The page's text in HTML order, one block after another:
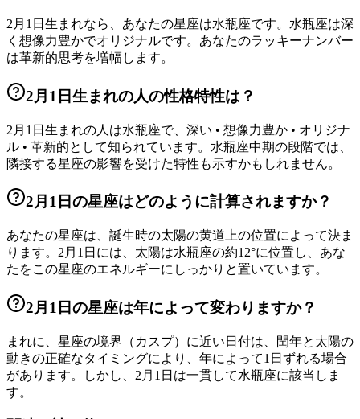
2月1日生まれなら、あなたの星座は水瓶座です。水瓶座は深
く想像力豊かでオリジナルです。あなたのラッキーナンバー
は革新的思考を増幅します。
2月1日生まれの人の性格特性は？
2月1日生まれの人は水瓶座で、深い • 想像力豊か • オリジナ
ル • 革新的として知られています。水瓶座中期の段階では、
隣接する星座の影響を受けた特性も示すかもしれません。
2月1日の星座はどのように計算されますか？
あなたの星座は、誕生時の太陽の黄道上の位置によって決ま
ります。2月1日には、太陽は水瓶座の約12°に位置し、あな
たをこの星座のエネルギーにしっかりと置いています。
2月1日の星座は年によって変わりますか？
まれに、星座の境界（カスプ）に近い日付は、閏年と太陽の
動きの正確なタイミングにより、年によって1日ずれる場合
があります。しかし、2月1日は一貫して水瓶座に該当しま
す。